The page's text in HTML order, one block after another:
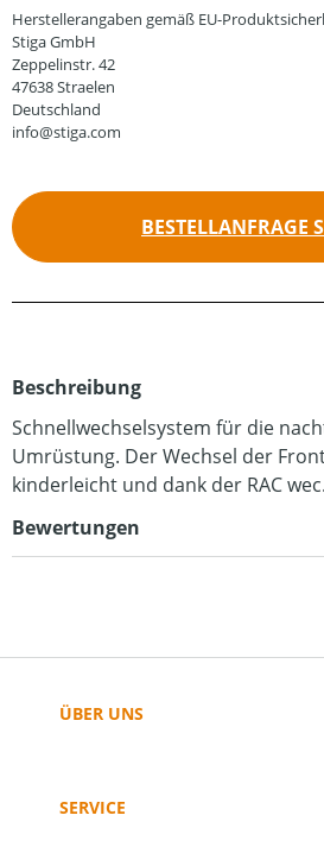
Herstellerangaben gemäß EU-
Stiga GmbH
Zeppelinstr. 42
47638 Straelen
Deutschland
info@stiga.com
BESTELLANFRAGE
Beschreibung
Schnellwechselsystem für die
Umrüstung. Der Wechsel der
kinderleicht und dank der RAC
Bewertungen
ÜBER UNS
SERVICE